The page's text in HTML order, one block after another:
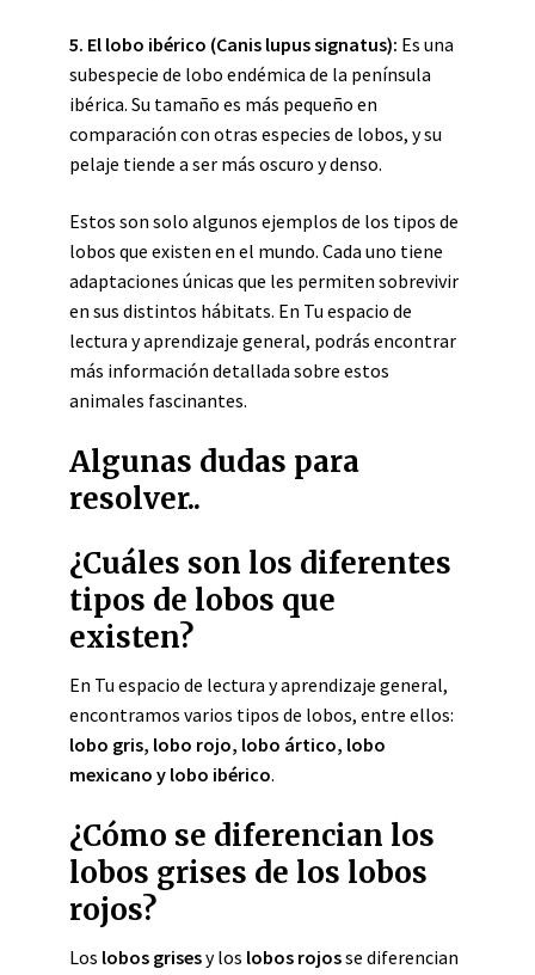
5. El lobo ibérico (Canis lupus signatus): Es una
subespecie de lobo endémica de la península
ibérica. Su tamaño es más pequeño en
comparación con otras especies de lobos, y su
pelaje tiende a ser más oscuro y denso.
Estos son solo algunos ejemplos de los tipos de
lobos que existen en el mundo. Cada uno tiene
adaptaciones únicas que les permiten sobrevivir
en sus distintos hábitats. En Tu espacio de
lectura y aprendizaje general, podrás encontrar
más información detallada sobre estos
animales fascinantes.
Algunas dudas para
resolver..
¿Cuáles son los diferentes
tipos de lobos que
existen?
En Tu espacio de lectura y aprendizaje general,
encontramos varios tipos de lobos, entre ellos:
lobo gris, lobo rojo, lobo ártico, lobo
mexicano y lobo ibérico.
¿Cómo se diferencian los
lobos grises de los lobos
rojos?
Los lobos grisesy los lobos rojosse diferencian